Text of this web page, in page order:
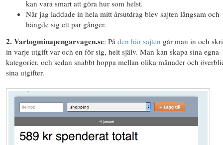
kan vara smart att göra hur som helst.
När jag laddade in hela mitt årsutdrag blev sajten långsam och
hängde sig ett par gånger.
2. Vartogminapengarvagen.se: På den här sajten går man in och
in varje utgift var och en för sig, helt själv. Man kan skapa sina egna
kategorier, och sedan snabbt hoppa mellan olika månader och
sina utgifter.